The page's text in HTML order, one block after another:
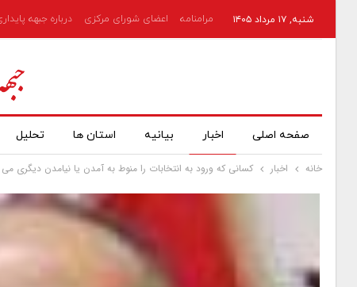
شنبه, ۱۷ مرداد ۱۴۰۵ مرامنامه اعضای شورای مرکزی درباره جبهه
صفحه اصلی اخبار بیانیه استان ها تحلیل
خانه اخبار کسانی که ورود به انتخابات را منوط به آمدن یا نیامدن دیگری